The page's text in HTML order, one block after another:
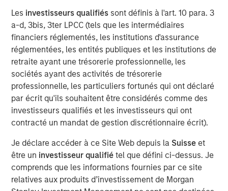
Les investisseurs qualifiés sont définis à l'art. 10 para. 3
a-d, 3bis, 3ter LPCC (tels que les intermédiaires
financiers réglementés, les institutions d'assurance
réglementées, les entités publiques et les institutions de
retraite ayant une trésorerie professionnelle, les
sociétés ayant des activités de trésorerie
professionnelle, les particuliers fortunés qui ont déclaré
par écrit qu'ils souhaitent être considérés comme des
investisseurs qualifiés et les investisseurs qui ont
contracté un mandat de gestion discrétionnaire écrit).
Je déclare accéder à ce Site Web depuis la Suisse et
être un investisseur qualifiétel que défini ci-dessus. Je
comprends que les informations fournies par ce site
relatives aux produits d’investissement de Morgan
baisses de taux et surveillent de près l’augmentation des
primes de terme. Aux États-Unis, la Réserve fédérale a
réduit ses taux de 25 points de base (pb) et a réitéré sa
dépendance aux données, ce qui a calmé les tensions
sur les taux courts, alors que l’augmentation mondiale
des rendements a propulsé à la hausse les titres à
échéances longues. En Europe, la Banque centrale
européenne a laissé ses taux inchangés, mais le
durcissement de son discours a entraîné une hausse de
près de 20 pb des rendements des Bunds à 10 ans. Les
autres politiques monétaires évoluent en ordre dispersé :
la Banque du Japon a relevé ses taux et la Banque
d’Angleterre a abaissé les siens, tout en adoptant un ton
jugé plus restrictif. Sur les marchés des changes, le dollar